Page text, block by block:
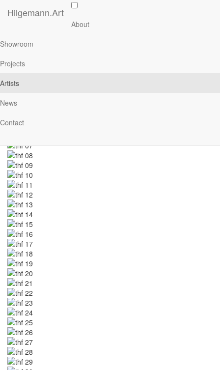
Hilgemann.Art
Main
navigation
About
Showroom
Projects
Artists
News
Contact
Herbert Eugen Wiegand
thf (Tempelhofer Flughafen)